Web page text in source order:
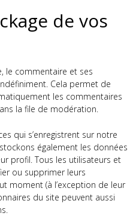
de vos
le commentaire et ses
Cela permet de
les commentaires
la file de modération.
qui s’enregistrent sur notre
également les données
profil. Tous les utilisateurs et
ou supprimer leurs
moment (à l’exception de leur
du site peuvent aussi